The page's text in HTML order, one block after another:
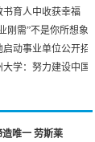
书育人中收获幸福
刚需”不是你所想象
启动事业单位公开招聘
大学：努力建设中国特
唯一 劳斯莱